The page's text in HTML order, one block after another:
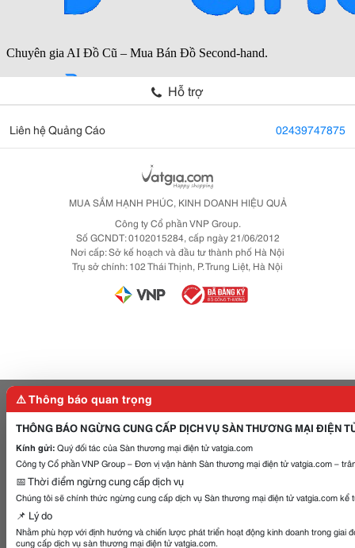
Hỗ trợ
Liên hệ Quảng Cáo 02439747875
MUA SẮM HẠNH PHÚC, KINH DOANH HIỆU QUẢ
Công ty Cổ phần VNP Group.
Số GCNDT: 0102015284, cấp ngày 21/06/2012
Nơi cấp: Sở kế hoạch và đầu tư thành phố Hà Nội
Trụ sở chính: 102 Thái Thịnh, P. Trung Liệt, Hà Nội
⚠️ Thông báo quan trọng
THÔNG BÁO NGỪNG CUNG CẤP DỊCH VỤ SÀN THƯƠNG MẠI ĐIỆN
Kính gửi:Quý đối tác của Sàn thương mại điện tử vatgia.com
Công ty Cổ phần VNP Group – Đơn vị vận hành Sàn thương mại điện tử vatgia.com –
📅 Thời điểm ngừng cung cấp dịch vụ
Chúng tôi sẽ chính thức ngừng cung cấp dịch vụ Sàn thương mại điện tử vatgia.com kể
📌 Lý do
Nhằm phù hợp với định hướng và chiến lược phát triển hoạt động kinh doanh trong giai
cung cấp dịch vụ sàn thương mại điện tử vatgia.com.